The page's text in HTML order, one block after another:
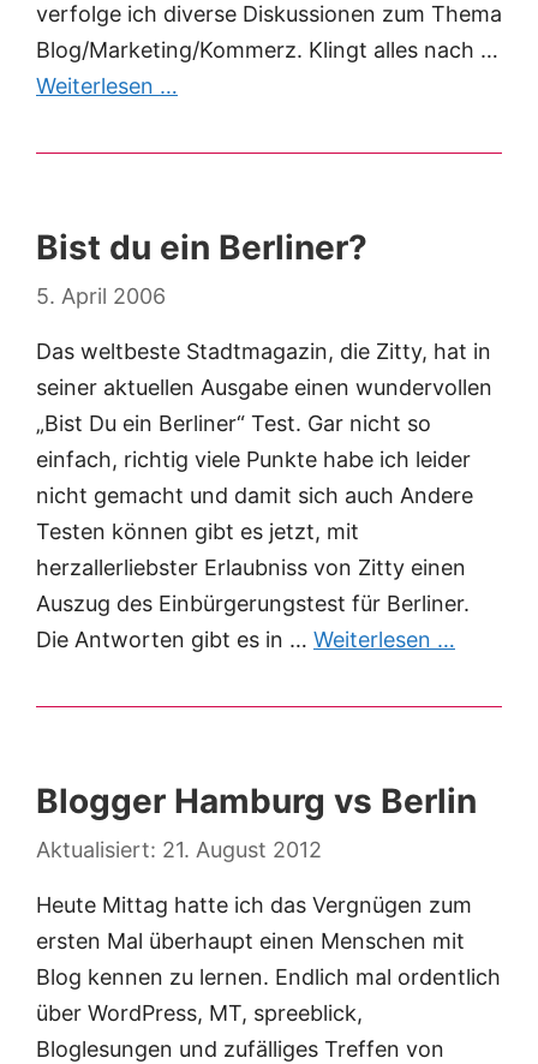
verfolge ich diverse Diskussionen zum Thema
Blog/Marketing/Kommerz. Klingt alles nach …
Weiterlesen …
Bist du ein Berliner?
5. April 2006
Das weltbeste Stadtmagazin, die Zitty, hat in
seiner aktuellen Ausgabe einen wundervollen
„Bist Du ein Berliner“ Test. Gar nicht so
einfach, richtig viele Punkte habe ich leider
nicht gemacht und damit sich auch Andere
Testen können gibt es jetzt, mit
herzallerliebster Erlaubniss von Zitty einen
Auszug des Einbürgerungstest für Berliner.
Die Antworten gibt es in … Weiterlesen …
Blogger Hamburg vs Berlin
21. August 2012
Heute Mittag hatte ich das Vergnügen zum
ersten Mal überhaupt einen Menschen mit
Blog kennen zu lernen. Endlich mal ordentlich
über WordPress, MT, spreeblick,
Bloglesungen und zufälliges Treffen von